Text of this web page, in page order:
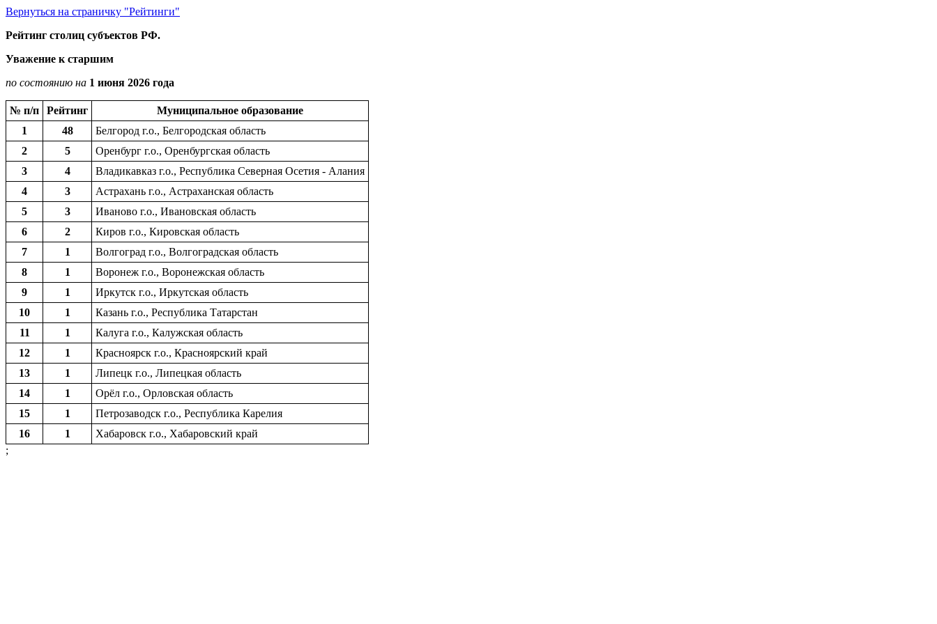
Вернуться на страничку "Рейтинги"
Рейтинг столиц субъектов РФ.
Уважение к старшим
по состоянию на 1 июня 2026 года
№ п/п Рейтинг
Муниципальное образование
1
48
Белгород г.о., Белгородская область
2
5
Оренбург г.о., Оренбургская область
3
4
Владикавказ г.о., Республика Северная Осетия - Алания
4
3
Астрахань г.о., Астраханская область
5
3
Иваново г.о., Ивановская область
6
2
Киров г.о., Кировская область
7
1
Волгоград г.о., Волгоградская область
8
1
Воронеж г.о., Воронежская область
9
1
Иркутск г.о., Иркутская область
10
1
Казань г.о., Республика Татарстан
11
1
Калуга г.о., Калужская область
12
1
Красноярск г.о., Красноярский край
13
1
Липецк г.о., Липецкая область
14
1
Орёл г.о., Орловская область
15
1
Петрозаводск г.о., Республика Карелия
16
1
Хабаровск г.о., Хабаровский край
;